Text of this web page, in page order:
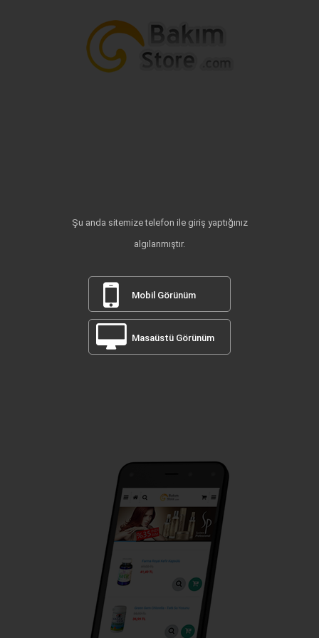
Şu anda sitemize telefon ile giriş yaptığınız
algılanmıştır.
Mobil Görünüm
Masaüstü Görünüm